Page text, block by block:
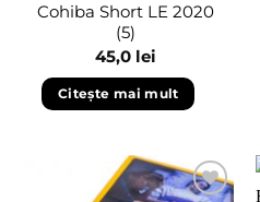
Cohiba Short LE 2020
(5)
45,0 lei
Citește mai mult